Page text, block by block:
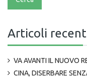
Articoli
VA AVANTI IL NUOVO
CINA, DISERBARE